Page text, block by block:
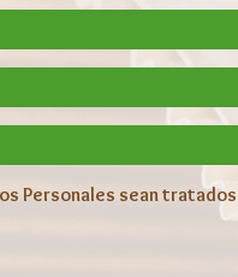
Personales sean